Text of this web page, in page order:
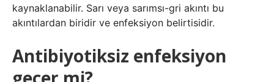
kaynaklanabilir. Sarı veya sarımsı-gri akıntı bu
akıntılardan biridir ve enfeksiyon belirtisidir.
Antibiyotiksiz enfeksiyon